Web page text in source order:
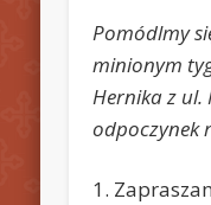
Pomódlmy
minionym
Hernika z ul.
odpoczynek
1.